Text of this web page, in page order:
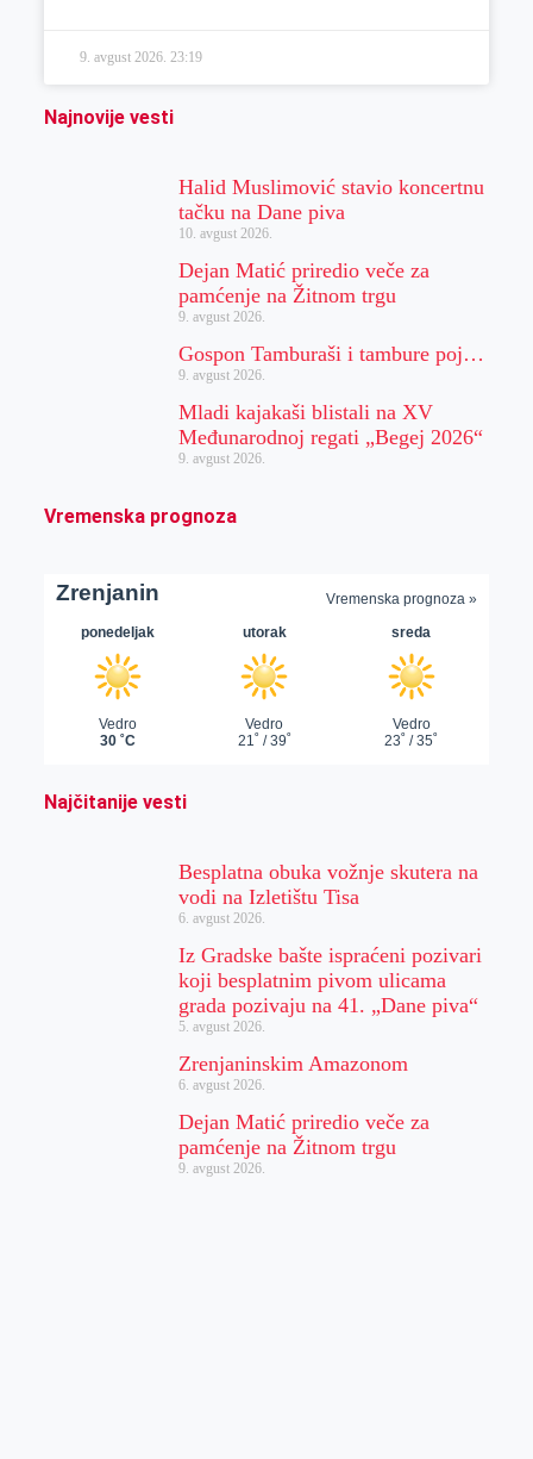
9. avgust 2026. 23:19
Najnovije vesti
Halid Muslimović stavio koncertnu
tačku na Dane piva
10. avgust 2026.
Dejan Matić priredio veče za
pamćenje na Žitnom trgu
9. avgust 2026.
Gospon Tamburaši i tambure poj…
9. avgust 2026.
Mladi kajakaši blistali na XV
Međunarodnoj regati „Begej 2026“
9. avgust 2026.
Vremenska prognoza
Najčitanije vesti
Besplatna obuka vožnje skutera na
vodi na Izletištu Tisa
6. avgust 2026.
Iz Gradske bašte ispraćeni pozivari
koji besplatnim pivom ulicama
grada pozivaju na 41. „Dane piva“
5. avgust 2026.
Zrenjaninskim Amazonom
6. avgust 2026.
Dejan Matić priredio veče za
pamćenje na Žitnom trgu
9. avgust 2026.